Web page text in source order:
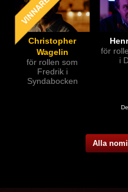
Christopher
Wagelin
för rollen som
Fredrik i
Syndabocken
för
i
Alla